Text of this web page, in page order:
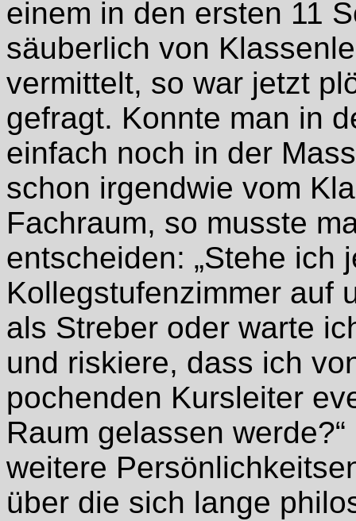
einem in den ersten 11
säuberlich von
vermittelt, so war jetzt
gefragt. Konnte man in
einfach noch in der
schon irgendwie vom
Fachraum, so musste
entscheiden: „Stehe ich
Kollegstufenzimmer auf
als Streber oder warte
und riskiere, dass ich
pochenden Kursleiter
Raum gelassen
weitere
über die sich lange